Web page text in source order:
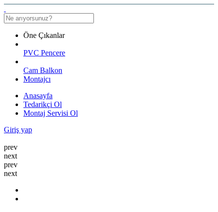
Öne Çıkanlar
PVC Pencere
Cam Balkon
Montajcı
Anasayfa
Tedarikçi Ol
Montaj Servisi Ol
Giriş yap
prev
next
prev
next